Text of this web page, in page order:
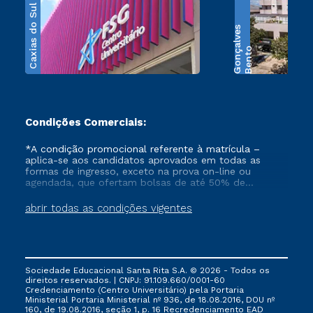
Caxias do Sul B
e
n
t
o
G
o
n
ç
a
l
v
e
s
Condições Comerciais:
abrir todas as condições vigentes
*A condição promocional referente à matrícula –
aplica-se aos candidatos aprovados em todas as
formas de ingresso, exceto na prova on-line ou
agendada, que ofertam bolsas de até 50% de
que ainda não tenham efetivado e/ou não tenham
cancelado ou trancado sua matrícula em uma das
FIES, Prouni e outros programas governamentais, e
não se acumula com nenhuma outra campanha
ofertada pela Instituição.
Sociedade Educacional Santa Rita S.A. © 2026 - Todos os
direitos reservados. | CNPJ: 91.109.660/0001-60
Credenciamento (Centro Universitário) pela Portaria
Ministerial Portaria Ministerial nº 936, de 18.08.2016, DOU nº
160, de 19.08.2016, seção 1, p. 16 Recredenciamento EAD